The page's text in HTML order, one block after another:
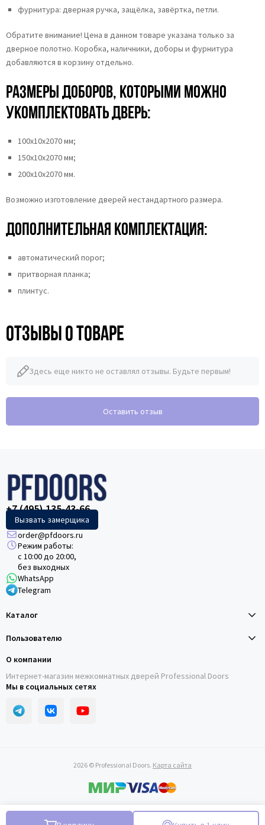
фурнитура: дверная ручка, защёлка, завёртка, петли.
Обратите внимание! Цена в данном товаре указана только за
дверное полотно. Коробка, наличники, доборы и фурнитура
добавляются в корзину отдельно.
Размеры доборов, которыми можно
укомплектовать дверь:
100х10х2070 мм;
150х10х2070 мм;
200х10х2070 мм.
Возможно изготовление дверей нестандартного размера.
Дополнительная комплектация:
автоматический порог;
притворная планка;
плинтус.
Отзывы о товаре
Здесь еще никто не оставлял отзывы. Будьте первым!
Оставить отзыв
+7 (495) 135-43-66
Вызвать замерщика
order@pfdoors.ru
Режим работы:
с 10:00 до 20:00,
без выходных
WhatsApp
Telegram
Каталог
Пользователю
О компании
Интернет-магазин межкомнатных дверей Professional Doors
Мы в социальных сетях
2026 © Professional Doors. Карта сайта